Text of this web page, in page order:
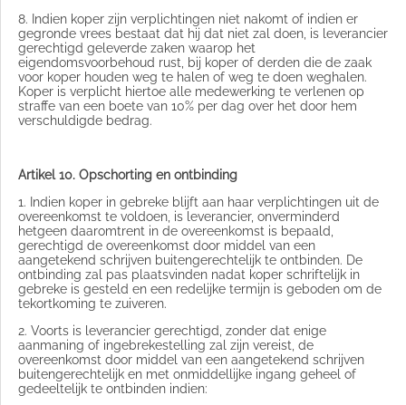
8. Indien koper zijn verplichtingen niet nakomt of indien er
gegronde vrees bestaat dat hij dat niet zal doen, is leverancier
gerechtigd geleverde zaken waarop het
eigendomsvoorbehoud rust, bij koper of derden die de zaak
voor koper houden weg te halen of weg te doen weghalen.
Koper is verplicht hiertoe alle medewerking te verlenen op
straffe van een boete van 10% per dag over het door hem
verschuldigde bedrag.
Artikel 10. Opschorting en ontbinding
1. Indien koper in gebreke blijft aan haar verplichtingen uit de
overeenkomst te voldoen, is leverancier, onverminderd
hetgeen daaromtrent in de overeenkomst is bepaald,
gerechtigd de overeenkomst door middel van een
aangetekend schrijven buitengerechtelijk te ontbinden. De
ontbinding zal pas plaatsvinden nadat koper schriftelijk in
gebreke is gesteld en een redelijke termijn is geboden om de
tekortkoming te zuiveren.
2. Voorts is leverancier gerechtigd, zonder dat enige
aanmaning of ingebrekestelling zal zijn vereist, de
overeenkomst door middel van een aangetekend schrijven
buitengerechtelijk en met onmiddellijke ingang geheel of
gedeeltelijk te ontbinden indien: